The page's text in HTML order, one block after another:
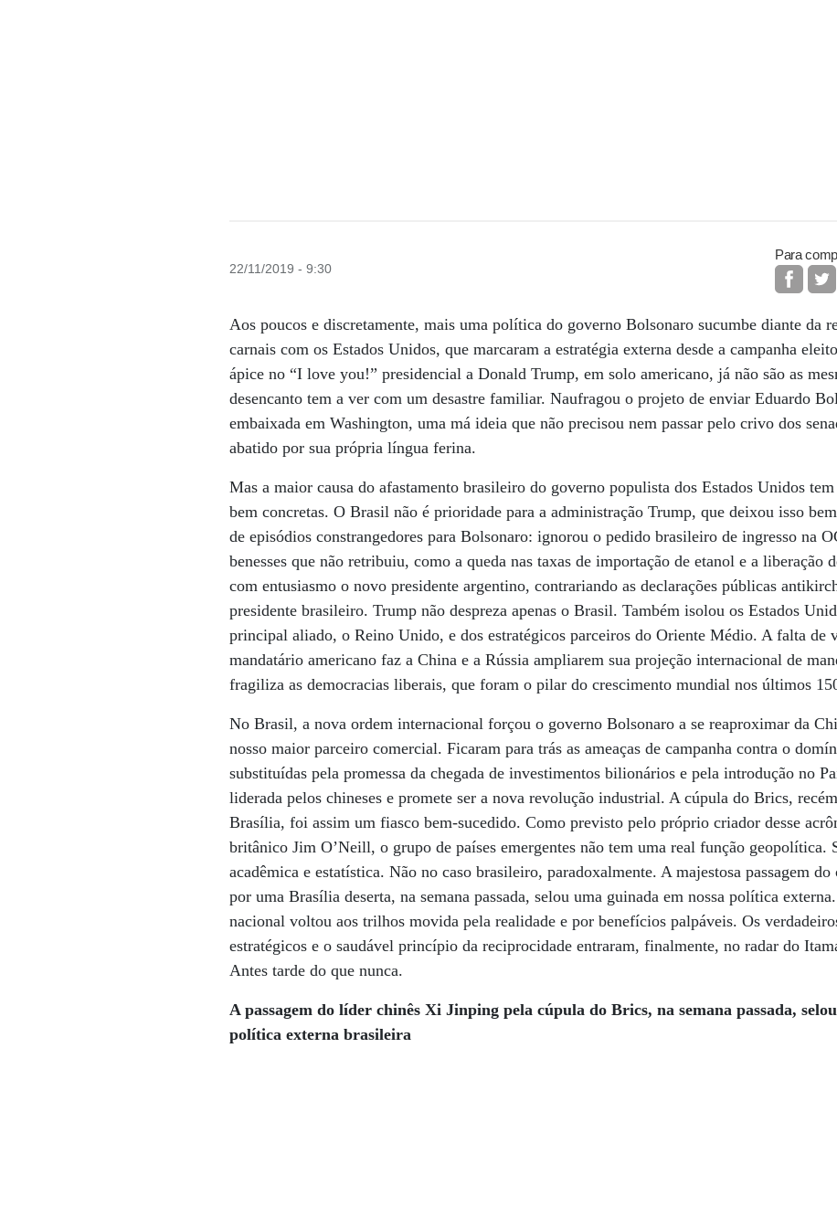
22/11/2019 - 9:30
Para
Aos poucos e discretamente, mais uma política do governo Bolsonaro sucumbe diante da
carnais com os Estados Unidos, que marcaram a estratégia externa desde a campanha
ápice no “I love you!” presidencial a Donald Trump, em solo americano, já não são as
desencanto tem a ver com um desastre familiar. Naufragou o projeto de enviar Eduardo
embaixada em Washington, uma má ideia que não precisou nem passar pelo crivo dos
abatido por sua própria língua ferina.
Mas a maior causa do afastamento brasileiro do governo populista dos Estados Unidos
bem concretas. O Brasil não é prioridade para a administração Trump, que deixou isso
de episódios constrangedores para Bolsonaro: ignorou o pedido brasileiro de ingresso na
benesses que não retribuiu, como a queda nas taxas de importação de etanol e a liberação
com entusiasmo o novo presidente argentino, contrariando as declarações públicas
presidente brasileiro. Trump não despreza apenas o Brasil. Também isolou os Estados
principal aliado, o Reino Unido, e dos estratégicos parceiros do Oriente Médio. A falta de
mandatário americano faz a China e a Rússia ampliarem sua projeção internacional de
fragiliza as democracias liberais, que foram o pilar do crescimento mundial nos últimos
No Brasil, a nova ordem internacional forçou o governo Bolsonaro a se reaproximar da
nosso maior parceiro comercial. Ficaram para trás as ameaças de campanha contra o
substituídas pela promessa da chegada de investimentos bilionários e pela introdução no
liderada pelos chineses e promete ser a nova revolução industrial. A cúpula do Brics,
Brasília, foi assim um fiasco bem-sucedido. Como previsto pelo próprio criador desse
britânico Jim O’Neill, o grupo de países emergentes não tem uma real função geopolítica.
acadêmica e estatística. Não no caso brasileiro, paradoxalmente. A majestosa passagem
por uma Brasília deserta, na semana passada, selou uma guinada em nossa política
nacional voltou aos trilhos movida pela realidade e por benefícios palpáveis. Os
estratégicos e o saudável princípio da reciprocidade entraram, finalmente, no radar do
Antes tarde do que nunca.
A passagem do líder chinês Xi Jinping pela cúpula do Brics, na semana passada,
política externa brasileira